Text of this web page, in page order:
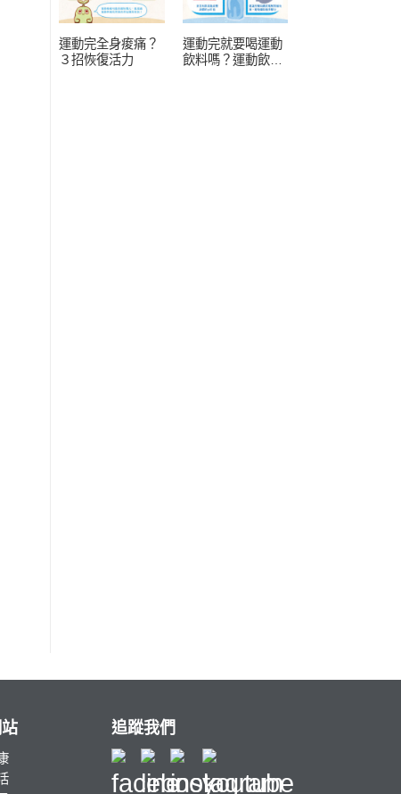
運動完全身痠痛？
３招恢復活力
運動完就要喝運動
飲料嗎？運動飲料
追蹤我們